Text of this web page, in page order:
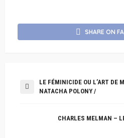
SHARE ON
LE FÉMINICIDE OU L’ART DE
NATACHA POLONY /
CHARLES MELMAN –